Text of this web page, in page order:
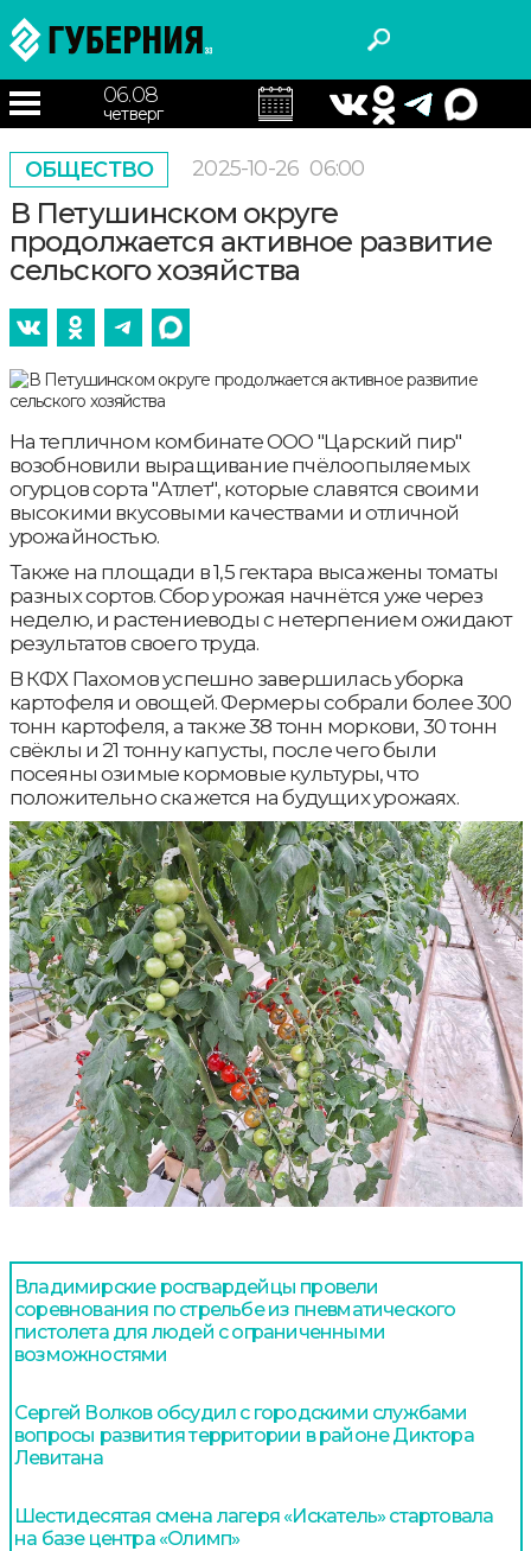
06.08
четверг
ОБЩЕСТВО 2025-10-26 06:00
В Петушинском округе
продолжается активное развитие
сельского хозяйства
На тепличном комбинате ООО "Царский пир"
возобновили выращивание пчёлоопыляемых
огурцов сорта "Атлет", которые славятся своими
высокими вкусовыми качествами и отличной
урожайностью.
Также на площади в 1,5 гектара высажены томаты
разных сортов. Сбор урожая начнётся уже через
неделю, и растениеводы с нетерпением ожидают
результатов своего труда.
В КФХ Пахомов успешно завершилась уборка
картофеля и овощей. Фермеры собрали более 300
тонн картофеля, а также 38 тонн моркови, 30 тонн
свёклы и 21 тонну капусты, после чего были
посеяны озимые кормовые культуры, что
положительно скажется на будущих урожаях.
Владимирские росгвардейцы провели
соревнования по стрельбе из пневматического
пистолета для людей с ограниченными
возможностями
Сергей Волков обсудил с городскими службами
вопросы развития территории в районе Диктора
Левитана
Шестидесятая смена лагеря «Искатель» стартовала
на базе центра «Олимп»